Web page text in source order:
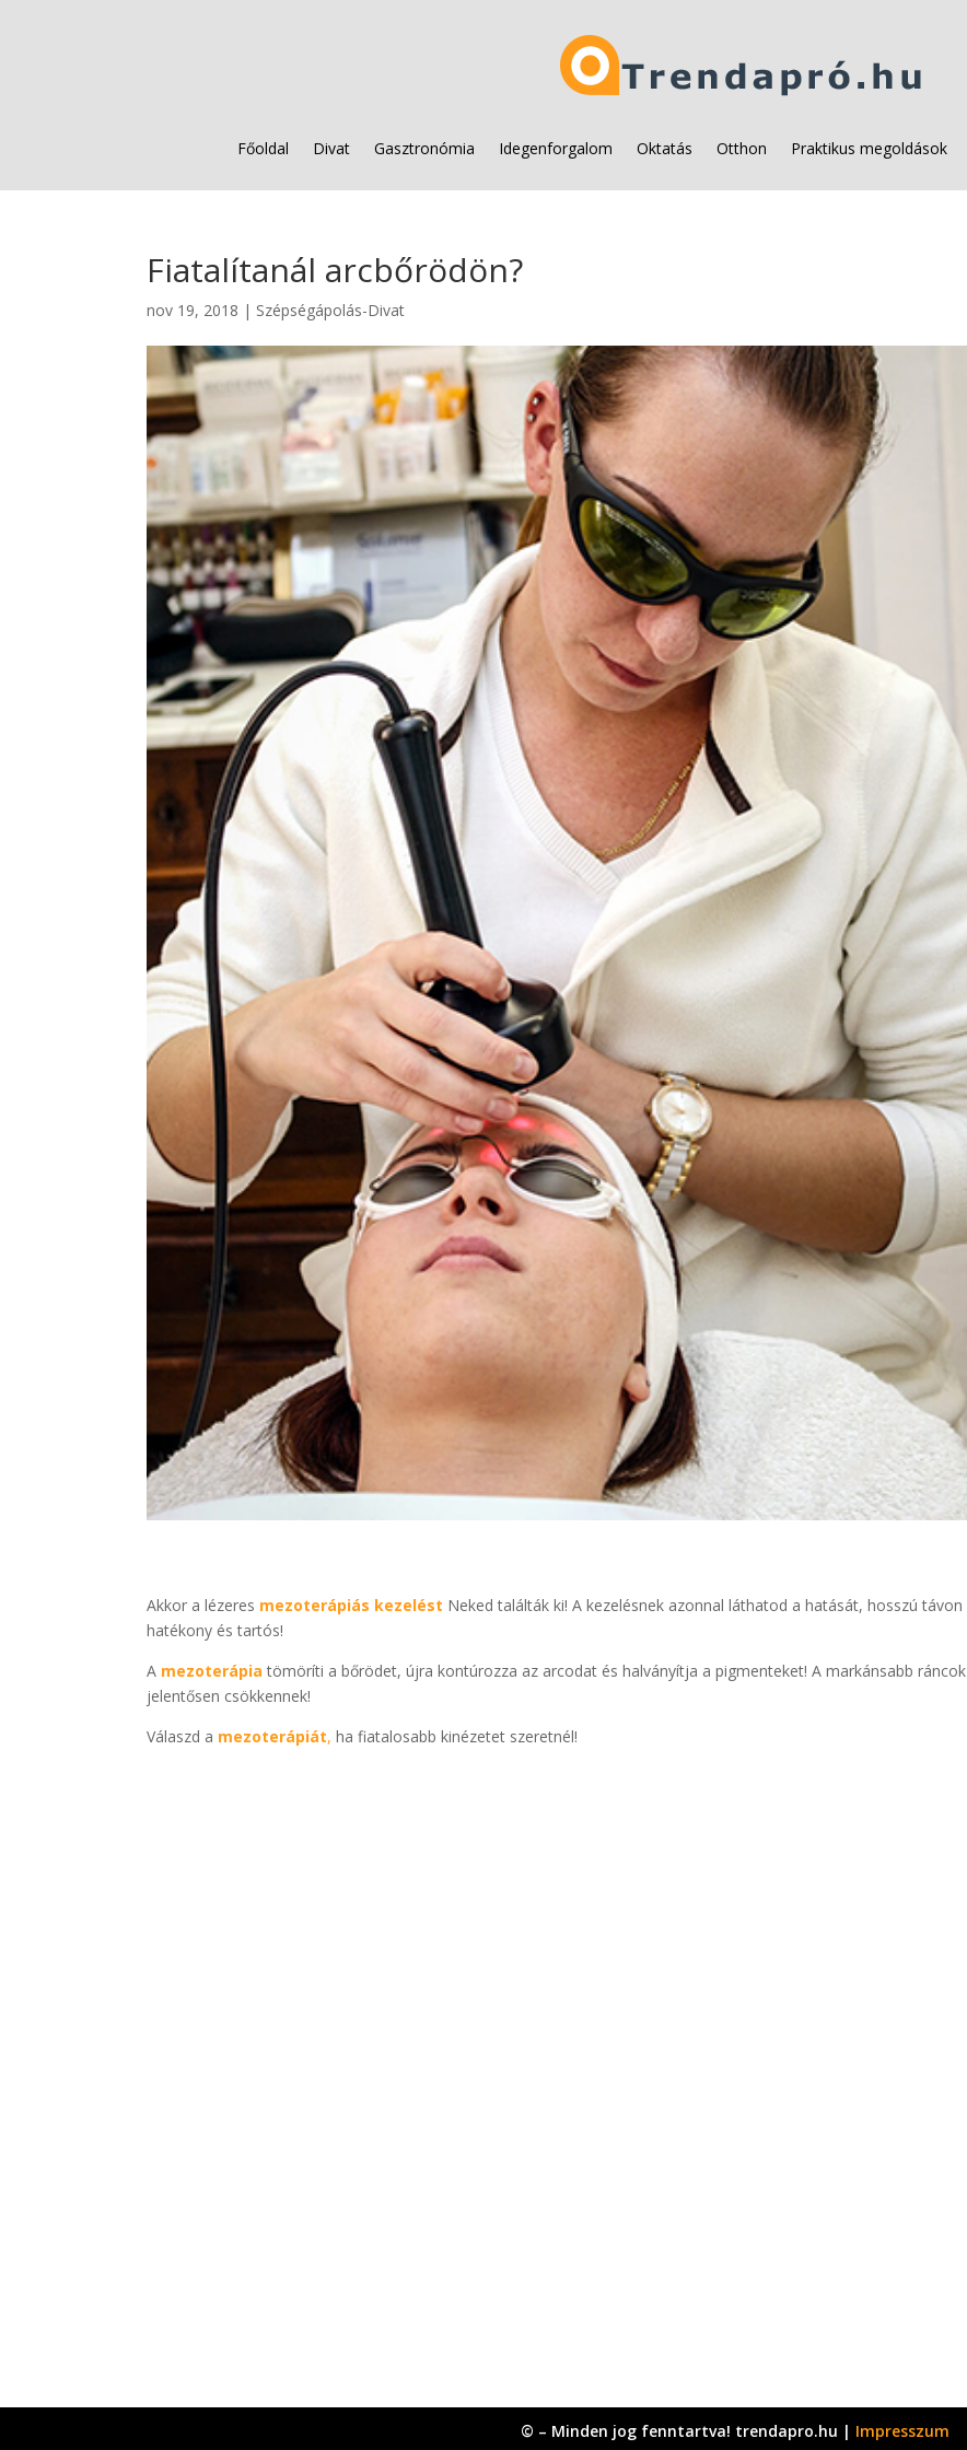
Főoldal Divat Gasztronómia Idegenforgalom Oktatás Otthon Praktikus megoldások
Fiatalítanál arcbőrödön?
nov 19, 2018 | Szépségápolás-Divat
Akkor a lézeres mezoterápiás kezelést Neked találták ki! A kezelésnek azonnal láthatod a hatását, hosszú távon
hatékony és tartós!
A mezoterápiatömöríti a bőrödet, újra kontúrozza az arcodat és halványítja a pigmenteket! A markánsabb ráncok
jelentősen csökkennek!
Válaszd a mezoterápiát, ha fiatalosabb kinézetet szeretnél!
© – Minden jog fenntartva! trendapro.hu | Impresszum